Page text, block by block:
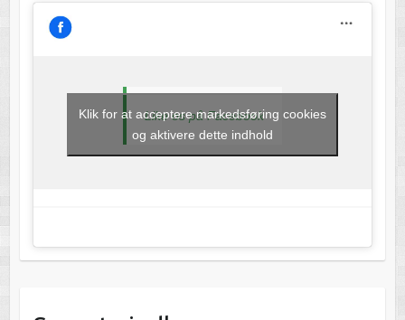
Like os på Facebook
Klik for at acceptere markedsføring cookies
og aktivere dette indhold